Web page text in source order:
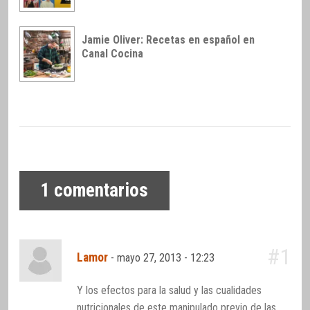
Jamie Oliver: Recetas en español en
Canal Cocina
1 comentarios
Lamor -mayo 27, 2013 - 12:23 #1
Y los efectos para la salud y las cualidades